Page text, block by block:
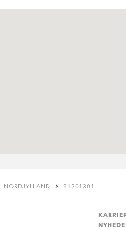
NORDJYLLAND 91201301